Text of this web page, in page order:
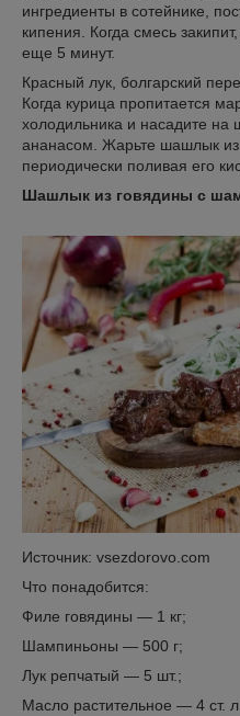
ингредиенты в сотейнике,
кипения. Когда смесь
еще 5 минут.
Красный лук, болгарский
Когда курица пропитается
холодильника и насадите
ананасом. Жарьте шашлык из
периодически поливая его
Шашлык из говядины с
Источник: vsezdorovo.com
Что понадобится:
Филе говядины — 1 кг;
Шампиньоны — 500 г;
Лук репчатый — 5 шт.;
Масло растительное — 4 ст.